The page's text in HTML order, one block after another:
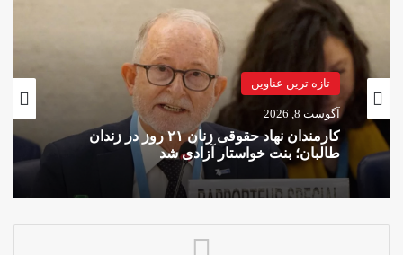
تازه ترین عناوین
آگوست 8, 2026
کارمندان نهاد حقوقی زنان ۲۱ روز در زندان
طالبان؛ بنت خواستار آزادی شد